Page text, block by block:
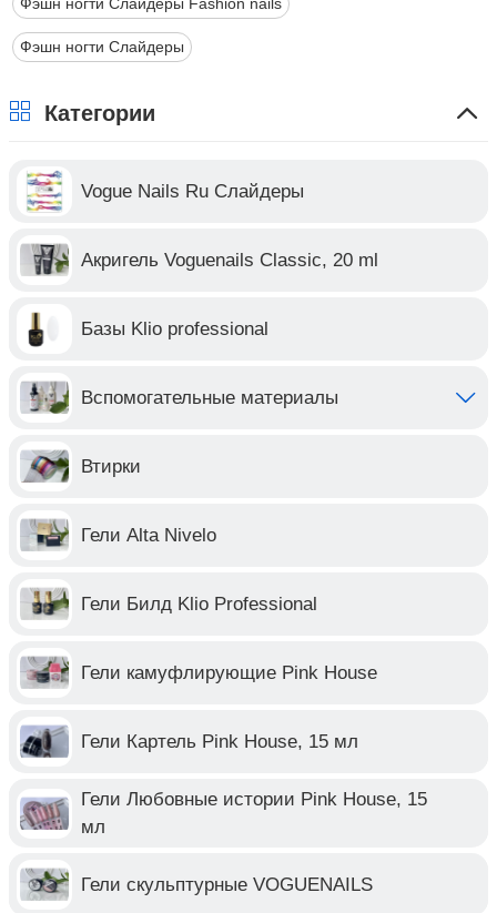
Фэшн ногти Слайдеры
Категории
Vogue Nails Ru Слайдеры
Акригель Voguenails Classic, 20 ml
Базы Klio professional
Вспомогательные материалы
Втирки
Гели Alta Nivelo
Гели Билд Klio Professional
Гели камуфлирующие Pink House
Гели Картель Pink House, 15 мл
Гели Любовные истории Pink House, 15
мл
Гели скульптурные VOGUENAILS